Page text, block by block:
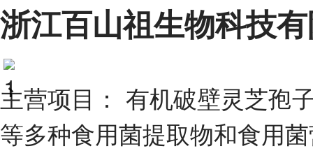
浙江百山祖生物科技
主营项目： 有机破壁灵芝孢
等多种食用菌提取物和食用